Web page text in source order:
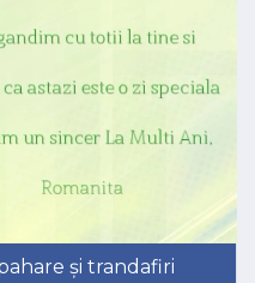
și trandafiri